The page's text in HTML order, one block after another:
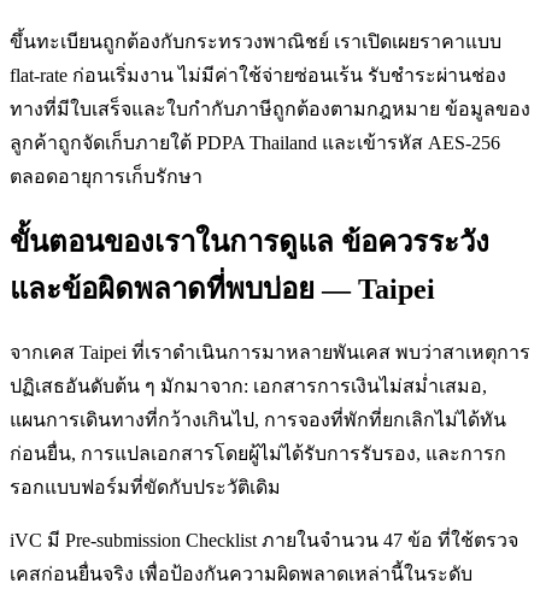
ขึ้นทะเบียนถูกต้องกับกระทรวงพาณิชย์ เราเปิดเผยราคาแบบ
flat-rate ก่อนเริ่มงาน ไม่มีค่าใช้จ่ายซ่อนเร้น รับชำระผ่านช่อง
ทางที่มีใบเสร็จและใบกำกับภาษีถูกต้องตามกฎหมาย ข้อมูลของ
ลูกค้าถูกจัดเก็บภายใต้ PDPA Thailand และเข้ารหัส AES-256
ตลอดอายุการเก็บรักษา
ขั้นตอนของเราในการดูแล ข้อควรระวัง
และข้อผิดพลาดที่พบบ่อย — Taipei
จากเคส Taipei ที่เราดำเนินการมาหลายพันเคส พบว่าสาเหตุการ
ปฏิเสธอันดับต้น ๆ มักมาจาก: เอกสารการเงินไม่สม่ำเสมอ,
แผนการเดินทางที่กว้างเกินไป, การจองที่พักที่ยกเลิกไม่ได้ทัน
ก่อนยื่น, การแปลเอกสารโดยผู้ไม่ได้รับการรับรอง, และการก
รอกแบบฟอร์มที่ขัดกับประวัติเดิม
iVC มี Pre-submission Checklist ภายในจำนวน 47 ข้อ ที่ใช้ตรวจ
เคสก่อนยื่นจริง เพื่อป้องกันความผิดพลาดเหล่านี้ในระดับ